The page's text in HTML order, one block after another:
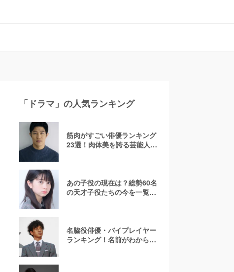
「ドラマ」の人気ランキング
筋肉がすごい俳優ランキング
23選！肉体美を誇る芸能人を
あの子役の現在は？総勢60名
の天才子役たちの今を一覧で
名脇役俳優・バイプレイヤー
ランキング！名前がわからな